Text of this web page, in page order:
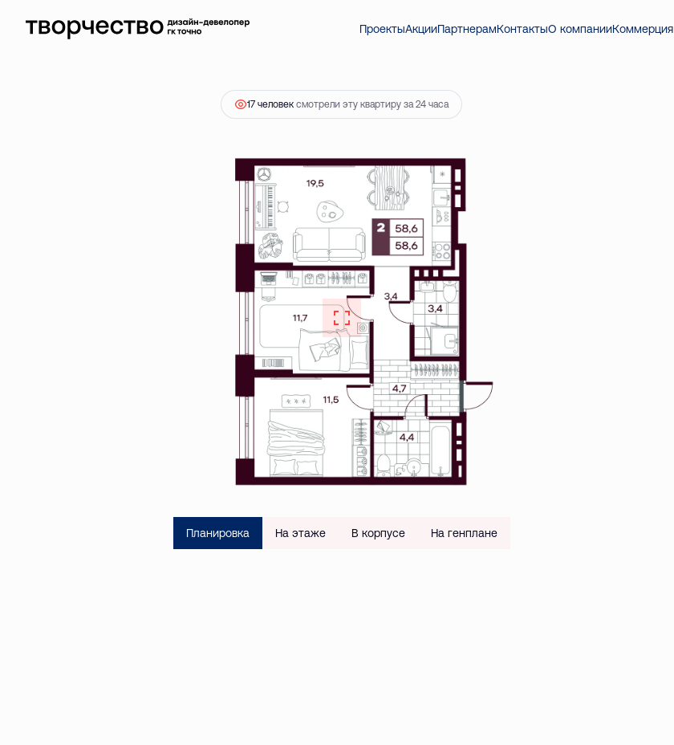
ПроектыАкцииПартнерамКонтактыО компанииКоммерция
2-комнатная58.55 м2 7 520 000 ₽ от 21 540 ₽
17 человек смотрели эту квартиру за 24 часа
Планировка На этаже В корпусе На генплане